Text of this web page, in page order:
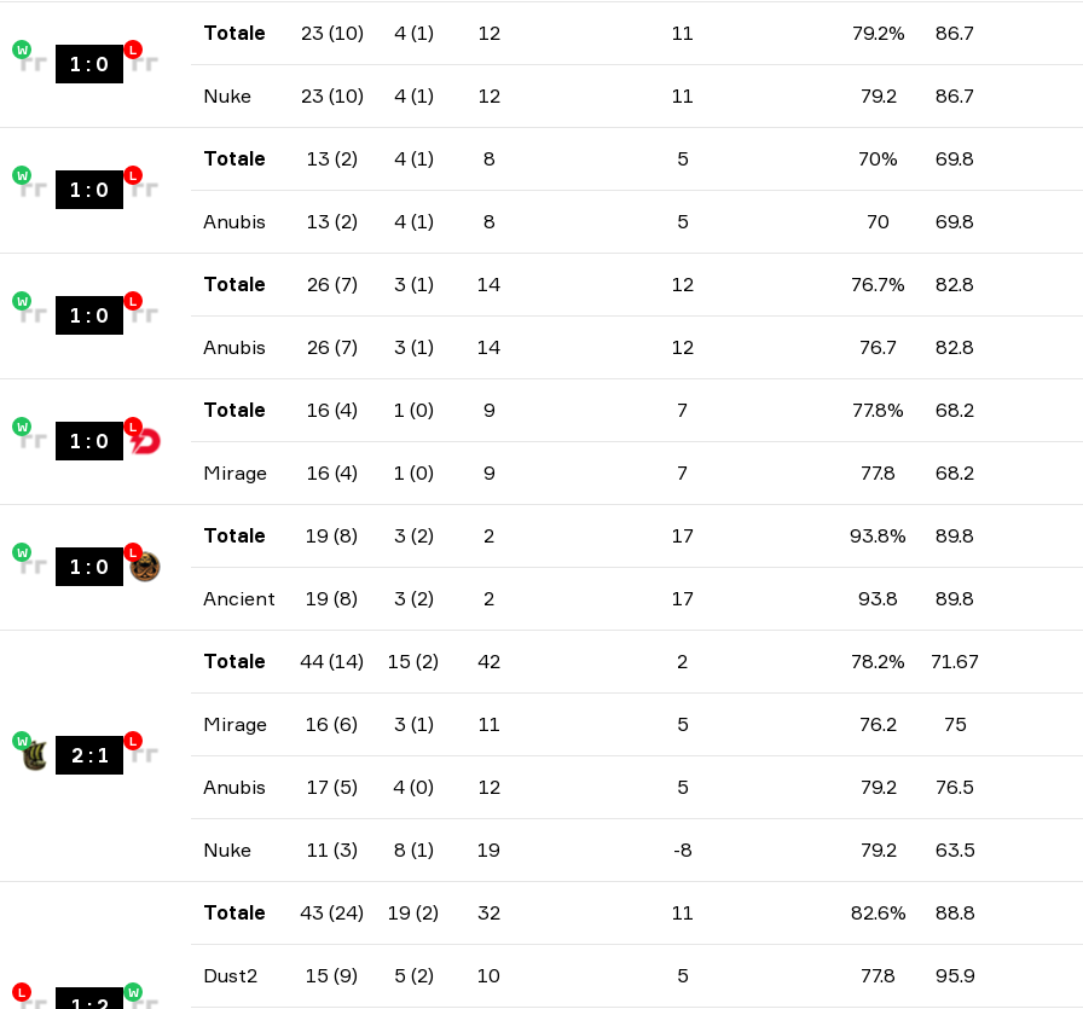
W
1 : 0
L
Totale 23 (10) 4 (1) 12 11 79.2% 86.7
Nuke 23 (10) 4 (1) 12 11 79.2 86.7
W
1 : 0
L
Totale 13 (2) 4 (1) 8 5 70% 69.8
Anubis 13 (2) 4 (1) 8 5 70 69.8
W
1 : 0
L
Totale 26 (7) 3 (1) 14 12 76.7% 82.8
Anubis 26 (7) 3 (1) 14 12 76.7 82.8
W
1 : 0
L
Totale 16 (4) 1 (0) 9 7 77.8% 68.2
Mirage 16 (4) 1 (0) 9 7 77.8 68.2
W
1 : 0
L
Totale 19 (8) 3 (2) 2 17 93.8% 89.8
Ancient 19 (8) 3 (2) 2 17 93.8 89.8
W
2: 1
L
Totale 44 (14) 15 (2) 42 2 78.2% 71.67
Mirage 16 (6) 3 (1) 11 5 76.2 75
Anubis 17 (5) 4 (0) 12 5 79.2 76.5
Nuke 11 (3) 8 (1) 19 -8 79.2 63.5
L W
Totale 43 (24) 19 (2) 32 11 82.6% 88.8
Dust2 15 (9) 5 (2) 10 5 77.8 95.9